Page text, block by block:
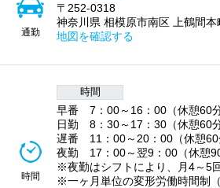
通勤
〒252-0318
神奈川県 相模原市南区 上鶴間
地図を確認する
時間
時間
早番 7：00～16：00（休憩60分
日勤 8：30～17：30（休憩60分
遅番 11：00～20：00（休憩60
夜勤 17：00～翌9：00（休憩90
※夜勤はシフトにより、月4～5
※一ヶ月単位の変形労働時間制